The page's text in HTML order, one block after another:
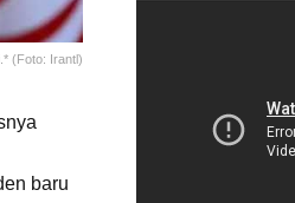
(Foto: Irantl)
baru